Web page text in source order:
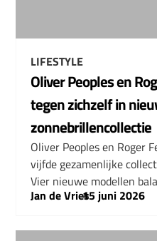
LIFESTYLE
Oliver Peoples en
tegen zichzelf in
zonnebrillencollectie
Oliver Peoples en Roger
vijfde gezamenlijke
Vier nieuwe modellen
Jan de Vries
–
15 juni 2026